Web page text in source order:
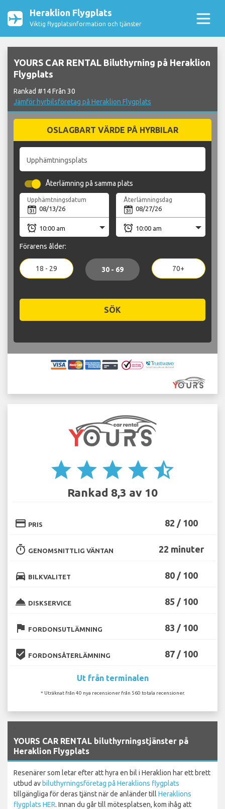
Heraklion Flygplats
Viktig flygplatsinformation och tjänster
YOURS CAR RENTAL Biluthyrning på Heraklion
Flygplats
Rankad #14 Från 30
Jämför hyrbilsföretag på Heraklion Flygplats
OSLAGBART VÄRDE PÅ HYRBILAR
Upphämtningsplats
Återlämning på samma plats
Upphämtningsdatum Återlämningsdag
Förarens ålder:
18 - 29 30 - 69 70+
SÖK
star star star star star_half
Rankad 8,3 av 10
credit_card PRIS 82 / 100
timer GENOMSNITTLIG VÄNTAN 22 minuter
directions_car BILKVALITET 80 / 100
room_service DISKSERVICE 85 / 100
flag FORDONSUTLÄMNING 83 / 100
beenhere FORDONSÅTERLÄMNING 87 / 100
Ut från terminalen
* Uträknat från 40 nya recensioner från 560 totala recensioner.
YOURS CAR RENTAL biluthyrningstjänster på
Heraklion Flygplats
Resenärer som letar efter att hyra en bil i Heraklion har ett brett
utbud avbiluthyrningsföretag på Heraklions flygplats
tillgängliga för deras tjänst när de anländer till Heraklions
flygplats HER. Innan du går till mötesplatsen, kom ihåg att